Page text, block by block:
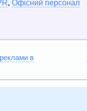
, Офісний персонал
в